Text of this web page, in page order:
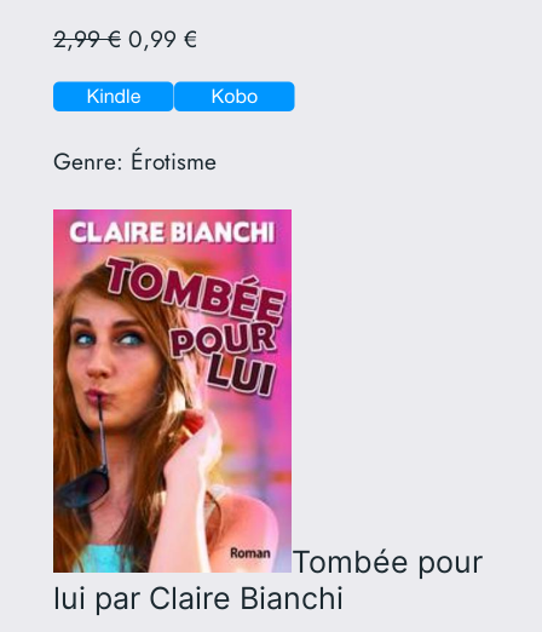
2,99 €0,99 €
Genre: Érotisme
Tombée pour
lui par Claire Bianchi